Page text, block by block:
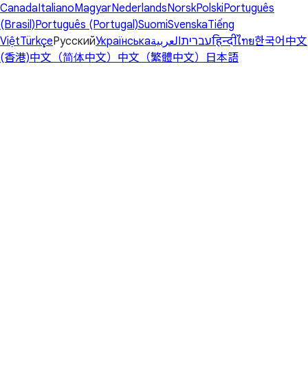
CanadaItalianoMagyarNederlandsNorskPolskiPortuguês
(Brasil)Português (Portugal)SuomiSvenskaTiếng
ViệtTürkçeРусскийУкраїнська עבריתالعربية हिन्दीไทย한국어 中文
(香港)中文（简体中文） 中文（繁體中文） 日本語